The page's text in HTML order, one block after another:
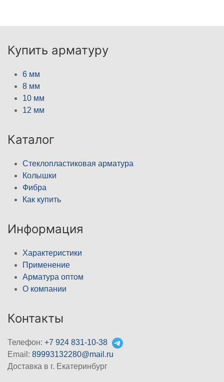
Купить арматуру
6 мм
8 мм
10 мм
12 мм
Каталог
Стеклопластиковая арматура
Колышки
Фибра
Как купить
Информация
Характеристики
Применение
Арматура оптом
О компании
Контакты
Телефон: +7 924 831-10-38
Email: 89993132280@mail.ru
Доставка в г. Екатеринбург